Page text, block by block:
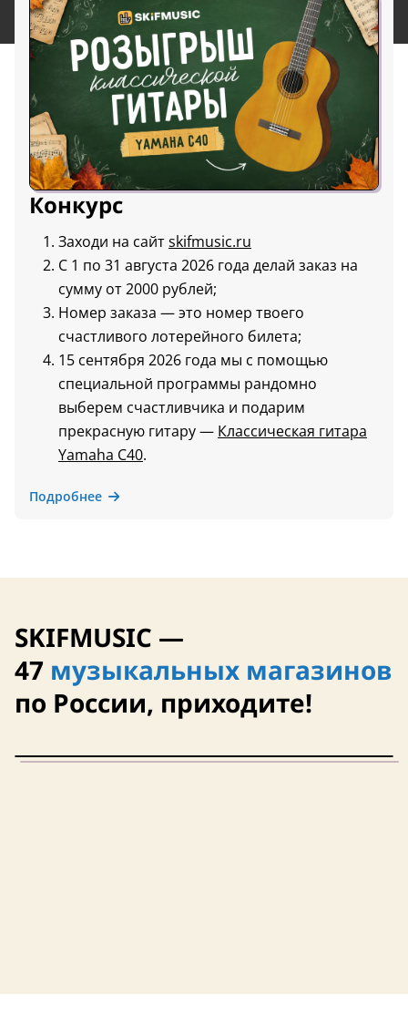
Конкурс
Заходи на сайтskifmusic.ru
С 1 по 31 августа 2026 года делай заказ на
сумму от 2000 рублей;
Номер заказа — это номер твоего
счастливого лотерейного билета;
15 сентября 2026 года мы с помощью
специальной программы рандомно
выберем счастливчика и подарим
прекрасную гитару — Классическая гитара
Yamaha C40.
Подробнее
SKIFMUSIC —
47 музыкальных магазинов
по России, приходите!